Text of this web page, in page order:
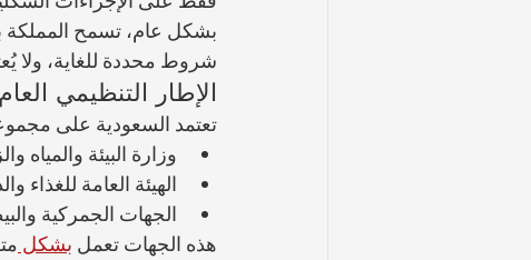
بشكل عام، تسمح المملكة
شروط محددة للغاية، ولا
الإطار التنظيمي العام
تعتمد السعودية على
وزارة البيئة والمياه
الهيئة العامة للغذاء
الجهات الجمركية
هذه الجهات تعمل بشكل